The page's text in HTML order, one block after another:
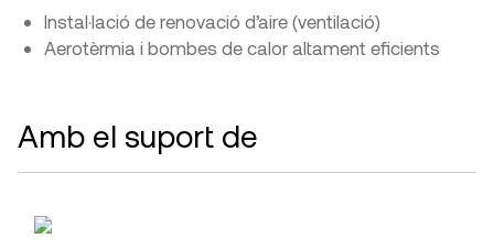
Instal·lació de renovació d’aire (ventilació)
Aerotèrmia i bombes de calor altament eficients
Amb el suport de